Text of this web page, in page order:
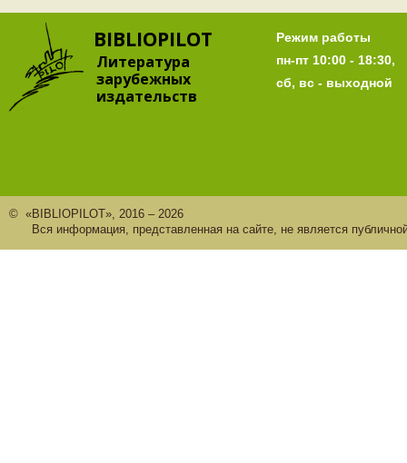
BIBLIOPILOT
Литература
зарубежных
издательств
Режим работы
пн-пт 10:00 - 18:30,
сб, вс - выходной
© «BIBLIOPILOT», 2016 – 2026
Вся информация, представленная на сайте, не является